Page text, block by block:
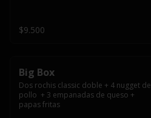
$9.500
Big Box
Dos rochis classic doble + 4 nugget de
pollo  + 3 empanadas de queso +
papas fritas